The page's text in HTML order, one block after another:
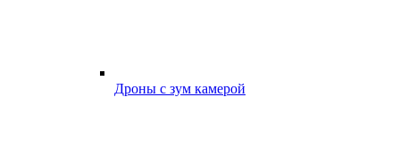
Дроны с зум камерой